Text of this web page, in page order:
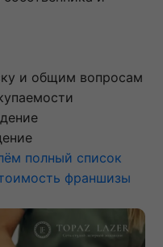
и общим вопросам
полный список
франшизы